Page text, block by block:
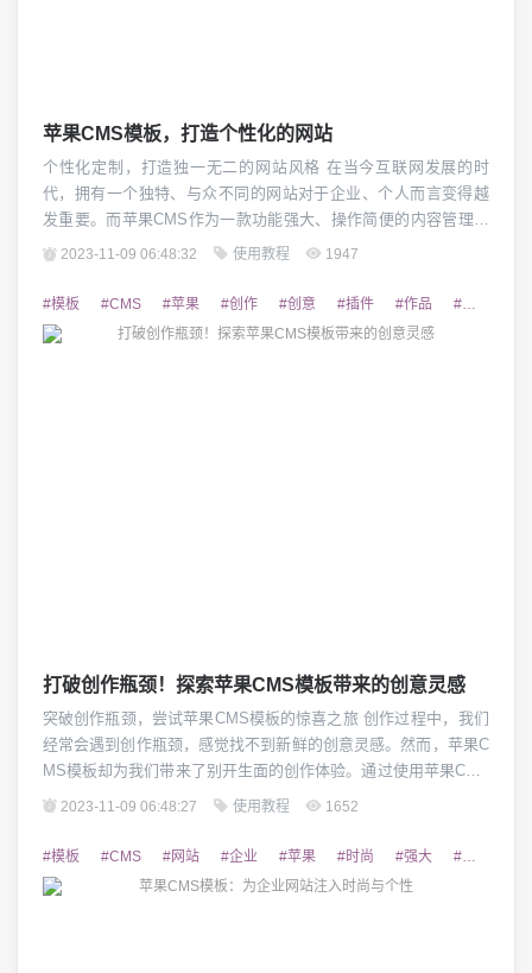
苹果CMS模板，打造个性化的网站
个性化定制，打造独一无二的网站风格 在当今互联网发展的时
代，拥有一个独特、与众不同的网站对于企业、个人而言变得越
发重要。而苹果CMS作为一款功能强大、操作简便的内容管理系
统，为用户提供了丰富的模板资源，使用户能够轻松打造个性
系统 苹果CMS是一款基于PHP+Mysql开发的内容管理系统，具备
灵活的模块化设计、自由的扩展性以及...
2023-11-09 06:48:32 使用教程 1947
#模板 #CMS #苹果 #创作 #创意 #插件 #作品 #易用
打破创作瓶颈！探索苹果CMS模板带来的创意灵感
突破创作瓶颈，尝试苹果CMS模板的惊喜之旅 创作过程中，我们
经常会遇到创作瓶颈，感觉找不到新鲜的创意灵感。然而，苹果C
MS模板却为我们带来了别开生面的创作体验。通过使用苹果CMS
模板，我们可以轻松打破创意瓶颈，探索新的创作可能性。 1. 创
计，每个模板都有独特的风格与布局。无论是简约清新、复古怀
旧、还是现代时尚，苹果CMS...
2023-11-09 06:48:27 使用教程 1652
#模板 #CMS #网站 #企业 #苹果 #时尚 #强大 #个性